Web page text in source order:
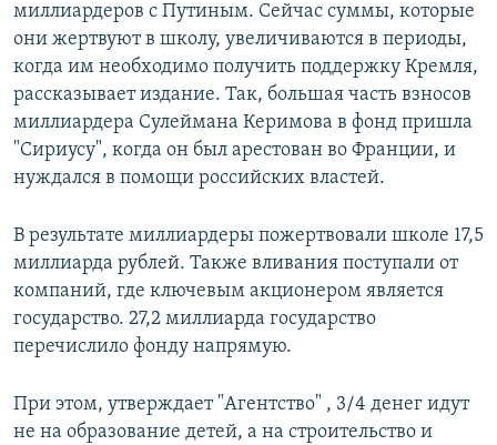
миллиардеров с Путиным. Сейчас суммы, которые
они жертвуют в школу, увеличиваются в периоды,
когда им необходимо получить поддержку Кремля,
рассказывает издание. Так, большая часть взносов
миллиардера Сулеймана Керимова в фонд пришла
"Сириусу", когда он был арестован во Франции, и
нуждался в помощи российских властей.
В результате миллиардеры пожертвовали школе 17,5
миллиарда рублей. Также вливания поступали от
компаний, где ключевым акционером является
государство. 27,2 миллиарда государство
перечислило фонду напрямую.
При этом, утверждает "Агентство" , 3/4 денег идут
не на образование детей, а на строительство и